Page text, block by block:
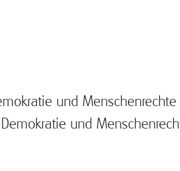
und Menschenrechte
und